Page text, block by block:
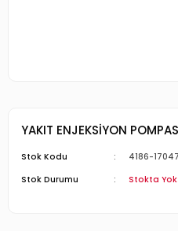
YAKIT ENJEKSİYON
Stok Kodu
4186-
Stok Durumu
Stokta Yok